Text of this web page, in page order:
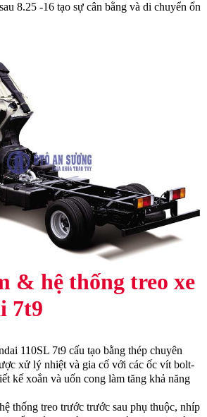
8.25 -16 tạo sự cân bằng và di chuyển ổn
& hệ thống treo xe
7t9
110SL 7t9 cấu tạo bằng thép chuyên
xử lý nhiệt và gia cố với các ốc vít bolt-
kế xoắn và uốn cong làm tăng khả năng
thống treo trước trước sau phụ thuộc, nhíp